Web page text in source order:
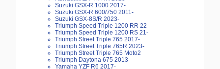
Suzuki GSX-R 1000 2017-
Suzuki GSX-R 600/750 2011-
Suzuki GSX-8S/R 2023-
Triumph Speed Triple 1200 RR 22-
Triumph Speed Triple 1200 RS 21-
Triumph Street Triple 765 2017-
Triumph Street Triple 765R 2023-
Triumph Street Triple 765 Moto2
Triumph Daytona 675 2013-
Yamaha YZF R6 2017-